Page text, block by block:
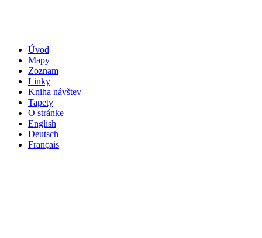
Úvod
Mapy
Zoznam
Linky
Kniha návštev
Tapety
O stránke
English
Deutsch
Français